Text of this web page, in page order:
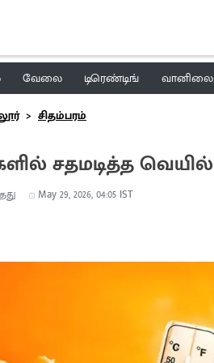
வேலை டிரெண்டிங் வானிலை
சிதம்பரம்
சதமடித்த வெயில்
May 29, 2026, 04:05 IST